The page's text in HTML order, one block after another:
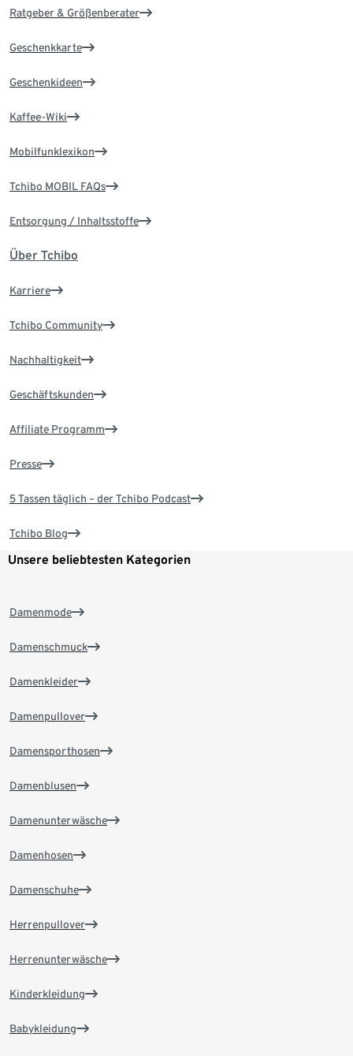
Ratgeber & Größenberater
Geschenkkarte
Geschenkideen
Kaffee-Wiki
Mobilfunklexikon
Tchibo MOBIL FAQs
Entsorgung / Inhaltsstoffe
Über Tchibo
Karriere
Tchibo Community
Nachhaltigkeit
Geschäftskunden
Affiliate Programm
Presse
5 Tassen täglich – der Tchibo Podcast
Tchibo Blog
Unsere beliebtesten Kategorien
Damenmode
Damenschmuck
Damenkleider
Damenpullover
Damensporthosen
Damenblusen
Damenunterwäsche
Damenhosen
Damenschuhe
Herrenpullover
Herrenunterwäsche
Kinderkleidung
Babykleidung